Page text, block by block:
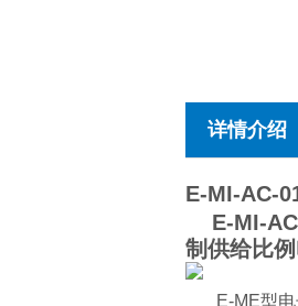
详情介绍
E-MI-AC-
E-MI-AC
制供给比
E-ME型